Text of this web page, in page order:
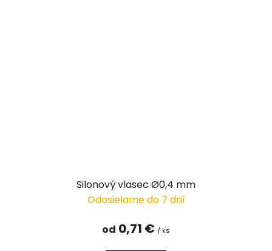
Silonový vlasec Ø0,4 mm
Odosielame do 7 dní
od 0,71 € / ks